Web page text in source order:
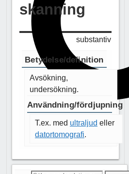
skanning
substantiv
Betydelse/definition
Avsökning,
undersökning.
Användning/fördjupning
T.ex. med ultraljud eller
datortomografi.